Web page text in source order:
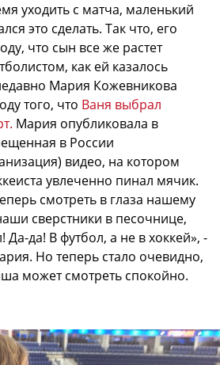
уходить с матча, маленький
это сделать. Так что, его
что сын все же растет
как ей казалось
Мария Кожевникова
того, что Ваня выбрал
Мария опубликовала в
в России
видео, на котором
увлеченно пинал мячик.
смотреть в глаза нашему
сверстники в песочнице,
да! В футбол, а не в хоккей», -
Но теперь стало очевидно,
может смотреть спокойно.